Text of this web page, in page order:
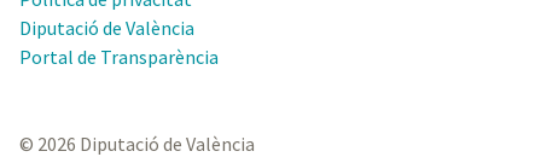
Diputació de València
Portal de Transparència
© 2026 Diputació de València